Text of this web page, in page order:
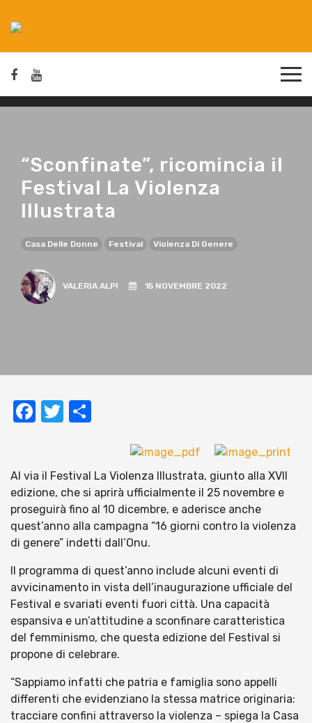
“Sconfinate”, ricomincia il
Festival La Violenza
Illustrata
Casa Delle Donne Festival Violenza Di Genere
VALERIA ALPI 15 NOVEMBRE 2022
Facebook
Twitter
Al via il Festival La Violenza Illustrata, giunto alla XVII
edizione, che si aprirà ufficialmente il 25 novembre e
proseguirà fino al 10 dicembre, e aderisce anche
quest’anno alla campagna “16 giorni contro la violenza
di genere” indetti dall’Onu.
Il programma di quest’anno include alcuni eventi di
avvicinamento in vista dell’inaugurazione ufficiale del
Festival e svariati eventi fuori città. Una capacità
espansiva e un’attitudine a sconfinare caratteristica
del femminismo, che questa edizione del Festival si
propone di celebrare.
“Sappiamo infatti che patria e famiglia sono appelli
differenti che evidenziano la stessa matrice originaria:
tracciare confini attraverso la violenza – spiega la Casa